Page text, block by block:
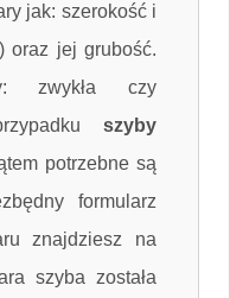
jak: szerokość i
oraz jej grubość.
zwykła czy
szyby
potrzebne są
formularz
znajdziesz na
szyba została